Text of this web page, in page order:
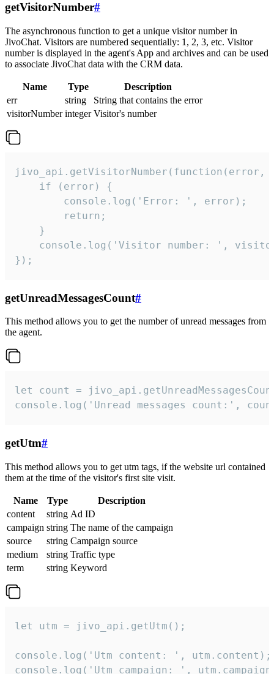
getVisitorNumber#
The asynchronous function to get a unique visitor number in
JivoChat. Visitors are numbered sequentially: 1, 2, 3, etc. Visitor
number is displayed in the agent's App and archives and can be used
to associate JivoChat data with the CRM data.
Name Type
Description
err
string
String that contains the error
visitorNumber integer Visitor's number
jivo_api.getVisitorNumber(function(error,
    if (error) {
        console.log('Error: ', error);
        return;
    }
console.log('Visitor number: ',
});
getUnreadMessagesCount#
This method allows you to get the number of unread messages from
the agent.
let count =
console.log('Unread messages count:',
getUtm#
This method allows you to get utm tags, if the website url contained
them at the time of the visitor's first site visit.
Name Type
Description
content
string Ad ID
campaign string The name of the campaign
source
string Campaign source
medium
string Traffic type
term
string Keyword
let utm = jivo_api.getUtm();
console.log('Utm content: ', utm.content);
console.log('Utm campaign: ',